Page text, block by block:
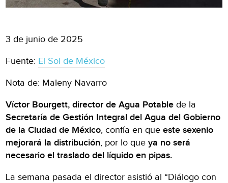
3 de junio de 2025
Fuente: El Sol de México
Nota de: Maleny Navarro
Víctor Bourgett, director de Agua Potable de la
Secretaría de Gestión Integral del Agua del Gobierno
de la Ciudad de México, confía en queeste sexenio
mejorará la distribución, por lo queya no será
necesario el traslado del líquido en pipas.
La semana pasada el director asistió al “Diálogo con